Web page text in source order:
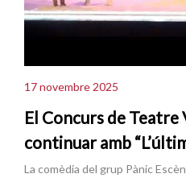
17 novembre 2025
El Concurs de Teatre
continuar amb
La comèdia del grup Pànic